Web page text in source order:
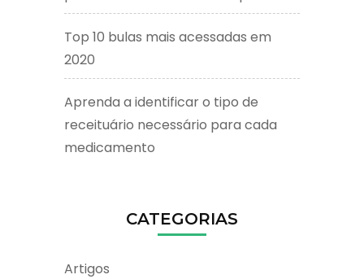
Top 10 bulas mais acessadas em
2020
Aprenda a identificar o tipo de
receituário necessário para cada
medicamento
CATEGORIAS
Artigos